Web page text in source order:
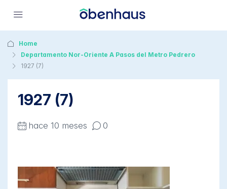
Home
Departamento Nor-Oriente A Pasos del Metro Pedrero
1927 (7)
1927 (7)
hace 10 meses 0